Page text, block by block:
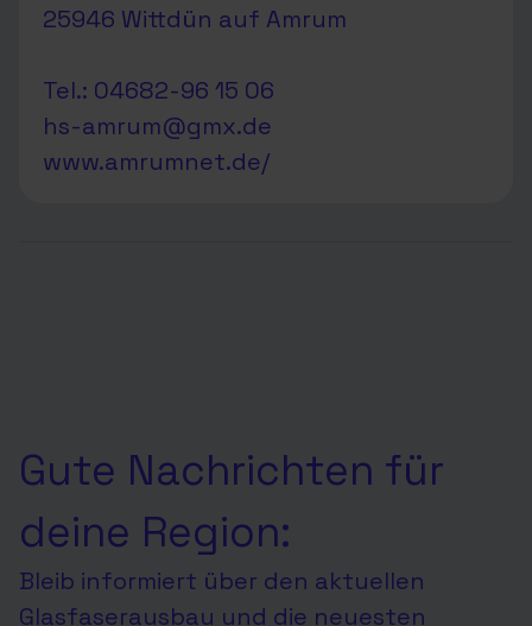
25946 Wittdün auf Amrum
Tel.: 04682-96 15 06
hs-amrum@gmx.de
www.amrumnet.de/
Gute Nachrichten für
deine Region:
Bleib informiert über den aktuellen
Glasfaserausbau und die neuesten